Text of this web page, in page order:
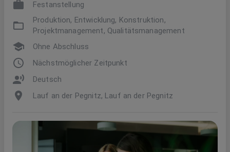
Festanstellung
Produktion, Entwicklung, Konstruktion,
Projektmanagement, Qualitätsmanagement
Ohne Abschluss
Nächstmöglicher Zeitpunkt
Deutsch
Lauf an der Pegnitz, Lauf an der Pegnitz